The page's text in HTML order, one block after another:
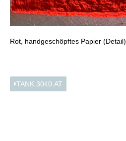
Rot, handgeschöpftes Papier (Detail)
TANK.3040.AT